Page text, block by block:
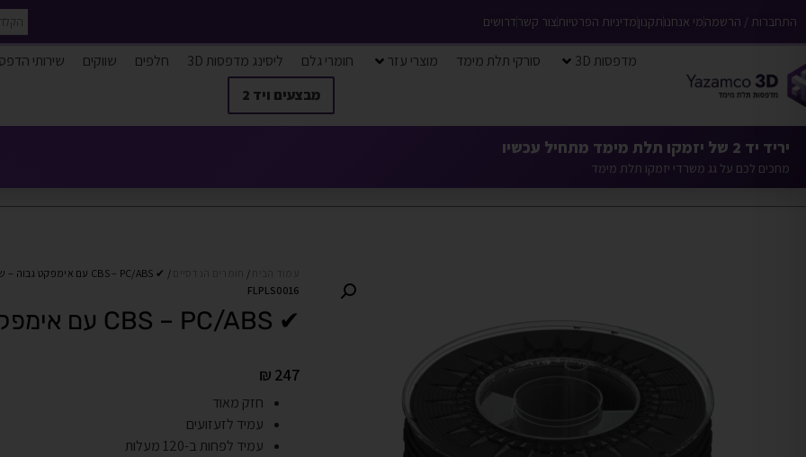
התחברות / הרשמהמי אנחנותקנוןמדיניות הפרטיות צור קשרדרושים
מדפסות 3D סורקי תלת מימד מוצרי עזר חומרי גלם ליסינג מדפסות 3D חלפים שווקים
שירותי
מבצעים ויד 2
יריד יד 2 של יזמקו תלת מימד מתחיל עכשיו
מחכים לכם על גג משרדי יזמקו תלת מימד
/
/ ✔ CBS – PC/ABS עם אימפקט גבוה – שחור
FLPLS0016
✔ CBS – PC/ABS עם אימפקט גבוה – שחור
₪ 247
חזק מאוד
עמיד לזעזועים
עמיד לפחות ב-120 מעלות